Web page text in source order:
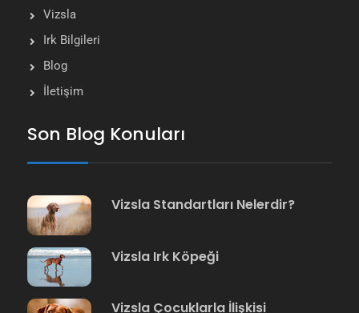
Vizsla
Irk Bilgileri
Blog
İletişim
Son Blog Konuları
Vizsla Standartları Nelerdir?
Vizsla Irk Köpeği
Vizsla Çocuklarla İlişkisi